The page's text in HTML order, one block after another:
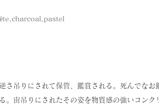
さ吊りにされて保管、鑑賞される。死んでなお
。宙吊りにされたその姿を物質感の強いコンク